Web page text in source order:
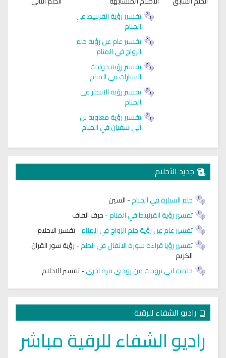
تفسير رؤية القرنبيط في
المنام
تفسير عام عن رؤية حلم
الزواج في المنام
تفسير رؤية حوادث
السيارات في المنام
تفسير رؤية الانتحار في
المنام
تفسير رؤية معاوية بن
أبي سفيان في المنام
جديد الأحلام
حلم السيارة في المنام-السين
تفسير رؤية القرنبيط في المنام-حرف القاف
تفسير عام عن رؤية حلم الزواج في المنام-تفسير الاحلام
تفسير رؤيا قراءة سورة الانفال في الحلم-رؤية سور القرآن
الكريم
حلمت اني تزوجت من زوجتي مرة اخرى-تفسير الاحلام
راديو الشفاء للرقية
راديو الشفاء للرقية مباشر